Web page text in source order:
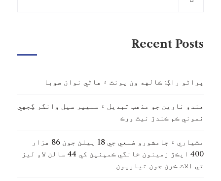
Recent Posts
پراڻو راڳ: ڪالهه ون يونٽ ۽ هاڻي نوان صوبا
هندو نارين جو مذهب تبديل ۽ سليپر سيل وانگر ڳجهي
نموني ڪم ڪندڙ نيٽ ورڪ
مٽياري ۽ ڄامشورو ضلعي جي 18 ٻيلن جون 86 هزار
400 ايڪڙ زمينون خانگي ڪمپنين کي 44 سالن لاءِ ليز
تي الاٽ ڪرڻ جون تياريون